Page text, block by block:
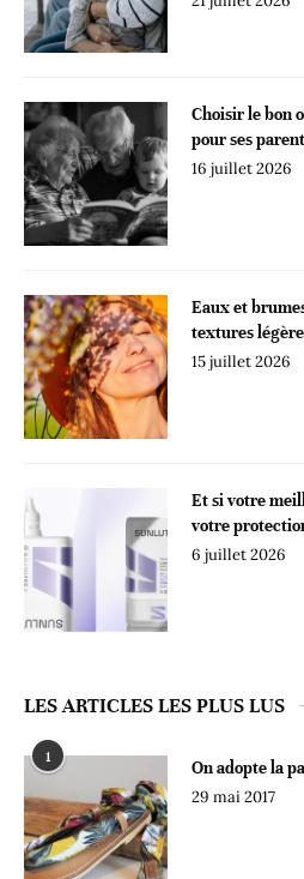
Choisir le bon
pour ses
16 juillet 2026
Eaux et
textures
15 juillet 2026
Et si votre
votre
6 juillet 2026
LES ARTICLES LES PLUS LUS
1
On adopte la
29 mai 2017